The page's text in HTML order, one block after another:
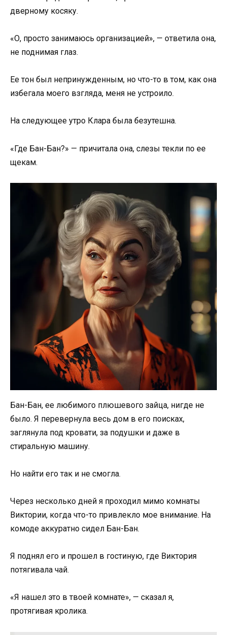
дверному косяку.
«О, просто занимаюсь организацией», — ответила она,
не поднимая глаз.
Ее тон был непринужденным, но что-то в том, как она
избегала моего взгляда, меня не устроило.
На следующее утро Клара была безутешна.
«Где Бан-Бан?» — причитала она, слезы текли по ее
щекам.
Бан-Бан, ее любимого плюшевого зайца, нигде не
было. Я перевернула весь дом в его поисках,
заглянула под кровати, за подушки и даже в
стиральную машину.
Но найти его так и не смогла.
Через несколько дней я проходил мимо комнаты
Виктории, когда что-то привлекло мое внимание. На
комоде аккуратно сидел Бан-Бан.
Я поднял его и прошел в гостиную, где Виктория
потягивала чай.
«Я нашел это в твоей комнате», — сказал я,
протягивая кролика.